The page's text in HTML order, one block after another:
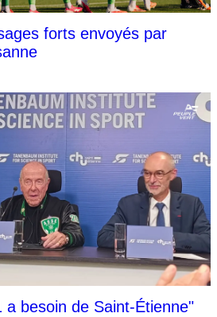
forts envoyés par
a besoin de Saint-Étienne"